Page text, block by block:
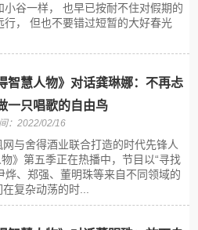
谷一样， 也早已按耐不住对假期的
， 但也不要错过短暂的大好春光
智慧人物》对话龚琳娜：不再忐
一只唱歌的自由鸟
：2022/02/16
网与舍得酒业联合打造的时代先锋人
》第五季正在热播中，节目以“寻找
烨、郑强、董明珠等来自不同领域的
复杂动荡的时...